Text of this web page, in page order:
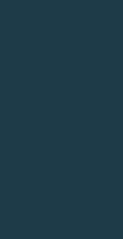
kommen
Ihnen.
zu
mit gutem
Wenn
eine völlig
- nicht nur
Sie